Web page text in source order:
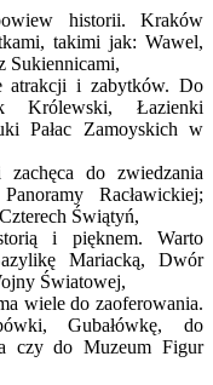
historii. Kraków
takimi jak: Wawel,
Sukiennicami,
atrakcji i zabytków. Do
Królewski, Łazienki
Pałac Zamoyskich w
do zwiedzania
Racławickiej;
Świątyń,
i pięknem. Warto
Mariacką, Dwór
Światowej,
wiele do zaoferowania.
Gubałówkę, do
czy do Muzeum Figur